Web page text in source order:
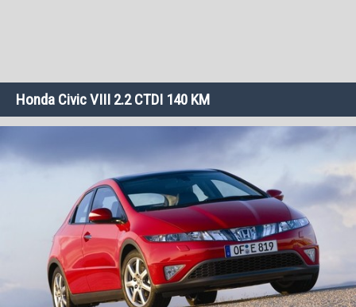
Honda Civic VIII 2.2 CTDI 140 KM